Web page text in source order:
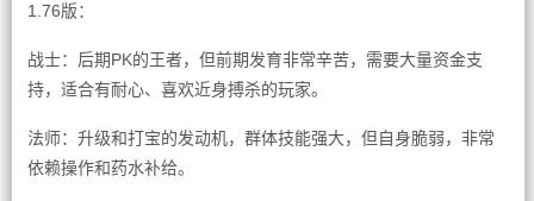
1.76版：
战士：后期PK的王者，但前期发育非常辛苦，需要大量资金支
持，适合有耐心、喜欢近身搏杀的玩家。
法师：升级和打宝的发动机，群体技能强大，但自身脆弱，非常
依赖操作和药水补给。